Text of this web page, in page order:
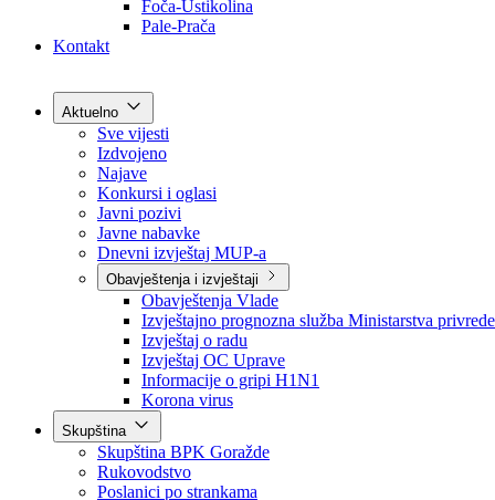
Općine
Kontakt
Aktuelno
Sve vijesti
Izdvojeno
Najave
Konkursi i oglasi
Javni pozivi
Javne nabavke
Dnevni izvještaj MUP-a
Obavještenja i izvještaji
Obavještenja Vlade
Izvještajno prognozna služba Ministarstva privrede
Izvještaj o radu
Izvještaj OC Uprave
Informacije o gripi H1N1
Korona virus
Skupština